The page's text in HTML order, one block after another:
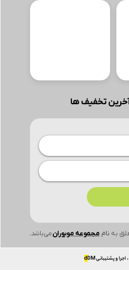
به ناممجموعه موبورانمی‌باشد.
آخرین تخفیف ها
اجرا و پشتیبانی dDM